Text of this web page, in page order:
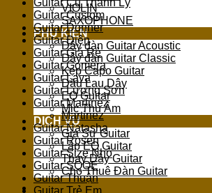
VIOLIN
SAXOPHONE
PHỤ KIỆN
Dây đàn Guitar Acoustic
Dây đàn Guitar Classic
Kẹp Capo Guitar
Dầu Lau Dây
EQ Guitar
Mic Thu Âm
DỊCH VỤ
Gia Sư Guitar
Lắp EQ Guitar
Thay Dây Guitar
Cho Thuê Đàn Guitar
Guitar Custom
Guitar Donner
Guitar Điện
Guitar Giá Rẻ
Guitar Gomera
Guitar Lava
Guitar Lương Sơn
Guitar Martinez
Martinez
Guitar Natasha
Guitar Rosen
Guitar Size Nhỏ
Guitar SQOE
Guitar Thuận
Guitar Trẻ Em